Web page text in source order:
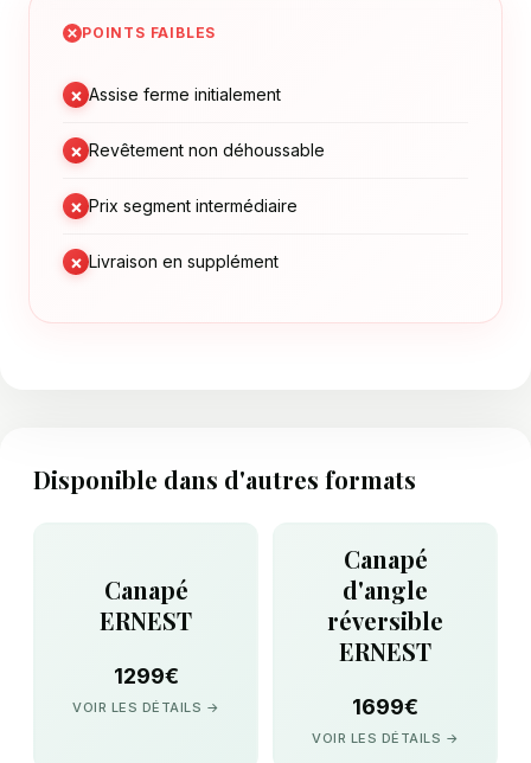
POINTS FAIBLES
× Assise ferme initialement
× Revêtement non déhoussable
× Prix segment intermédiaire
× Livraison en supplément
Disponible dans d'autres formats
Canapé
ERNEST
1299€
VOIR LES DÉTAILS →
Canapé
d'angle
réversible
ERNEST
1699€
VOIR LES DÉTAILS →